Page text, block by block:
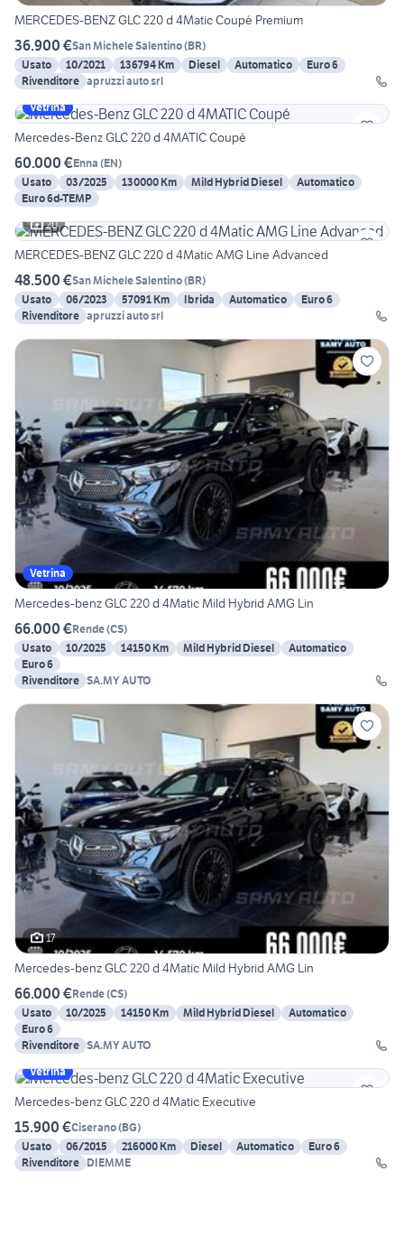
MERCEDES-BENZ GLC 220 d 4Matic Coupé Premium
36.900 €San Michele Salentino(BR)
Usato
10/2021 136794 Km Diesel Automatico
Euro 6
Rivenditore apruzzi auto srl
Vetrina
Mercedes-Benz GLC 220 d 4MATIC Coupé
60.000 €Enna (EN)
Usato
03/2025 130000 Km Mild Hybrid Diesel
Automatico
Euro 6d-TEMP
20
MERCEDES-BENZ GLC 220 d 4Matic AMG Line Advanced
48.500 €San Michele Salentino(BR)
Usato
06/2023 57091 Km Ibrida Automatico
Euro 6
Rivenditore apruzzi auto srl
Vetrina
Mercedes-benz GLC 220 d 4Matic Mild Hybrid AMG Lin
66.000 €Rende(CS)
Usato
10/2025 14150 Km Mild Hybrid Diesel
Automatico
Euro 6
Rivenditore SA.MY AUTO
17
Mercedes-benz GLC 220 d 4Matic Mild Hybrid AMG Lin
66.000 €Rende(CS)
Usato
10/2025 14150 Km Mild Hybrid Diesel
Automatico
Euro 6
Rivenditore SA.MY AUTO
Vetrina
Mercedes-benz GLC 220 d 4Matic Executive
15.900 €Ciserano(BG)
Usato
06/2015 216000 Km Diesel Automatico
Euro 6
Rivenditore DIEMME